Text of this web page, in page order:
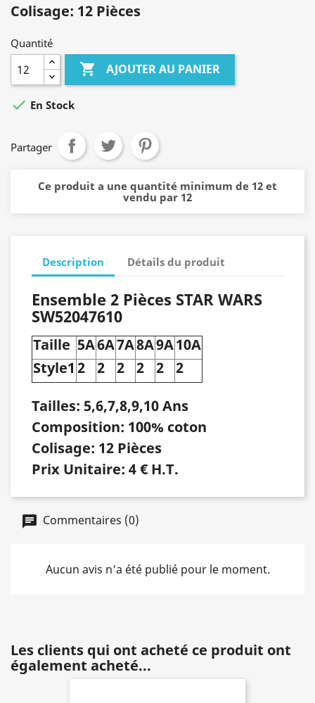
Colisage: 12 Pièces
Quantité
 AJOUTER AU PANIER
 En Stock
Partager
Ce produit a une quantité minimum de 12 et
vendu par 12
Description Détails du produit
Ensemble 2 Pièces STAR WARS
SW52047610
Taille 5A6A7A8A9A10A
Style1 2 2 2 2 2
2
Tailles: 5,6,7,8,9,10 Ans
Composition: 100% coton
Colisage: 12 Pièces
Prix Unitaire: 4 € H.T.
Commentaires (0)
Aucun avis n'a été publié pour le moment.
Les clients qui ont acheté ce produit ont
également acheté...